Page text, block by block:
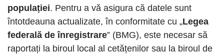
populației. Pentru a vă asigura că datele sunt
întotdeauna actualizate, în conformitate cu „Legea
federală de înregistrare” (BMG), este necesar să
raportați la biroul local al cetățenilor sau la biroul de